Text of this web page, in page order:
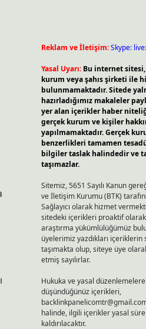
Reklam ve İletişim:Skype:
Yasal Uyarı: Bu internet
kurum veya şahıs şirketi ile
bulunmamaktadır. Sitede
hazırladığımız makaleler
yer alan içerikler haber
gerçek kurum ve kişiler
yapılmamaktadır. Gerçek
benzerlikleri tamamen
bilgiler taslak halindedir ve
taşımazlar.
Sitemiz, 5651 Sayılı Kanun
ve İletişim Kurumu (BTK)
Sağlayıcı olarak hizmet
sitedeki içerikleri proaktif
araştırma yükümlülüğümüz
üyelerimiz yazdıkları
taşımakta olup, siteye üye
etmiş sayılırlar.
Hukuka ve yasal düzenlemelere
düşündüğünüz içerikleri,
halinde, ilgili içerikler yasal
kaldırılacaktır.